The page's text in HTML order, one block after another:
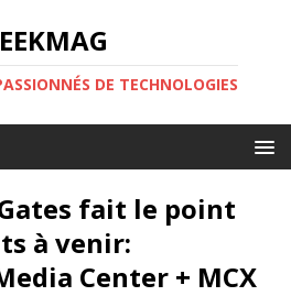
DE TECHNOLOGIES
Gates fait le point
à venir:
Center + MCX